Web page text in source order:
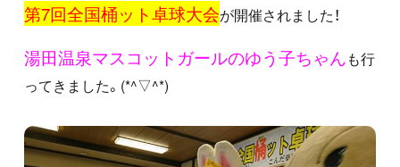
第7回全国桶ット卓球大会が開催されました！
湯田温泉マスコットガールのゆう子ちゃんも行
ってきました。(*^▽^*)